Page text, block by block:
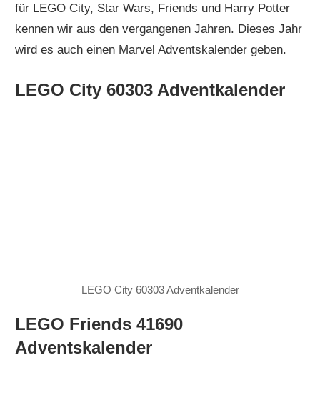
für LEGO City, Star Wars, Friends und Harry Potter
kennen wir aus den vergangenen Jahren. Dieses Jahr
wird es auch einen Marvel Adventskalender geben.
LEGO City 60303 Adventkalender
LEGO City 60303 Adventkalender
LEGO Friends 41690
Adventskalender